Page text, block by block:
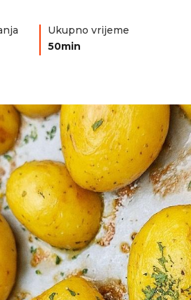
Ukupno vrijeme
50min